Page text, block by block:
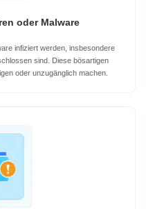
oder Malware
infiziert werden, insbesondere
sind. Diese bösartigen
oder unzugänglich machen.